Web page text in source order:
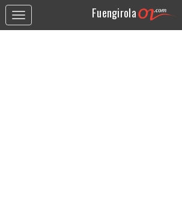
Toggle
navigation
Fuengirola